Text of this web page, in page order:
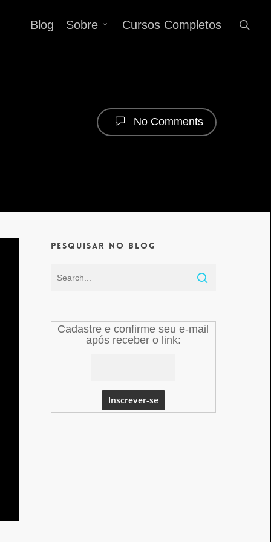
Blog Sobre Cursos Completos
No Comments
Pesquisar no Blog
Cadastre e confirme seu e-mail
após receber o link: